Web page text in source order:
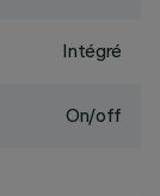
Intégré
On/off